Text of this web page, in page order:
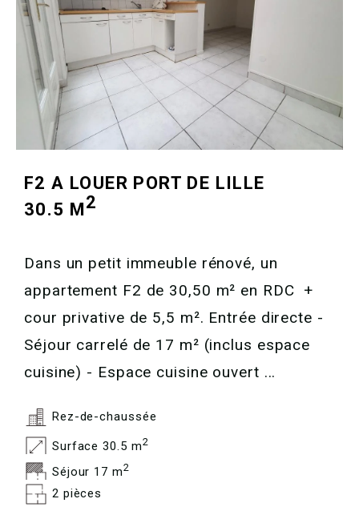
F2 A LOUER PORT DE LILLE
30.5 M2
Dans un petit immeuble rénové, un
appartement F2 de 30,50 m² en RDC +
cour privative de 5,5 m². Entrée directe -
Séjour carrelé de 17 m² (inclus espace
cuisine) - Espace cuisine ouvert ...
Rez-de-chaussée
Surface 30.5 m2
Séjour 17 m2
2 pièces